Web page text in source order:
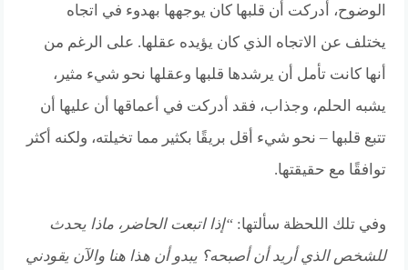
الوضوح، أدركت أن قلبها كان يوجهها بهدوء في اتجاه
يختلف عن الاتجاه الذي كان يؤيده عقلها. على الرغم من
أنها كانت تأمل أن يرشدها قلبها وعقلها نحو شيء مثير،
يشبه الحلم، وجذاب، فقد أدركت في أعماقها أن عليها أن
تتبع قلبها – نحو شيء أقل بريقًا بكثير مما تخيلته، ولكنه أكثر
توافقًا مع حقيقتها.
وفي تلك اللحظة سألتها:“إذا اتبعت الحاضر، ماذا يحدث
للشخص الذي أريد أن أصبحه؟ يبدو أن هذا هنا والآن يقودني